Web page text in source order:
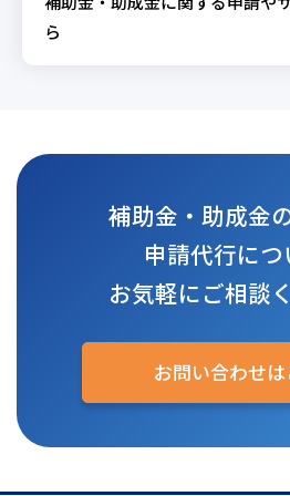
ら
補助金・助成金
申請代行につ
お気軽にご相談
お問い合わせは